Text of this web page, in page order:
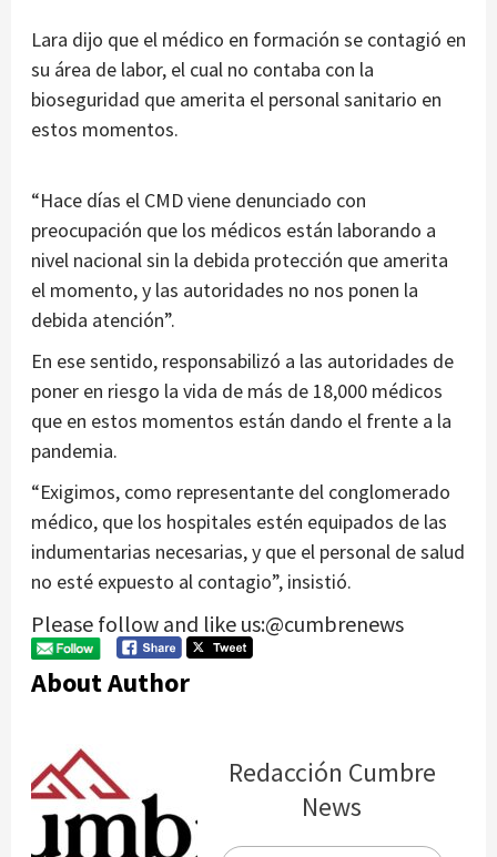
Lara dijo que el médico en formación se contagió en
su área de labor, el cual no contaba con la
bioseguridad que amerita el personal sanitario en
estos momentos.
“Hace días el CMD viene denunciado con
preocupación que los médicos están laborando a
nivel nacional sin la debida protección que amerita
el momento, y las autoridades no nos ponen la
debida atención”.
En ese sentido, responsabilizó a las autoridades de
poner en riesgo la vida de más de 18,000 médicos
que en estos momentos están dando el frente a la
pandemia.
“Exigimos, como representante del conglomerado
médico, que los hospitales estén equipados de las
indumentarias necesarias, y que el personal de salud
no esté expuesto al contagio”, insistió.
Please follow and like us:@cumbrenews
About Author
Redacción Cumbre
News